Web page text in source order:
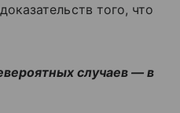
того, что
случаев — в